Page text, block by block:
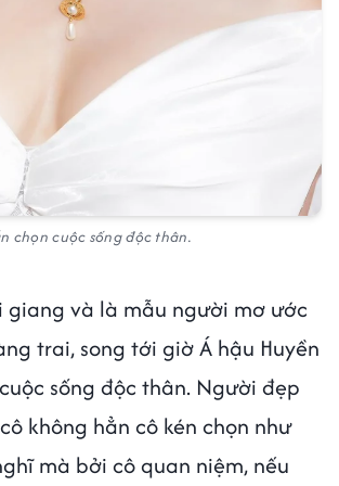
chọn cuộc sống độc thân.
giang và là mẫu người mơ ước
trai, song tới giờ Á hậu Huyền
sống độc thân. Người đẹp
không hẳn cô kén chọn như
mà bởi cô quan niệm, nếu